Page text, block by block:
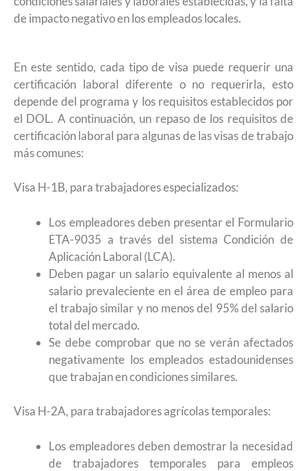
de impacto negativo en los empleados locales.
En este sentido, cada tipo de visa puede requerir una
certificación laboral diferente o no requerirla, esto
depende del programa y los requisitos establecidos por
el DOL. A continuación, un repaso de los requisitos de
certificación laboral para algunas de las visas de trabajo
más comunes:
Visa H-1B, para trabajadores especializados:
Los empleadores deben presentar el Formulario
ETA-9035 a través del sistema Condición de
Aplicación Laboral (LCA).
Deben pagar un salario equivalente al menos al
salario prevaleciente en el área de empleo para
el trabajo similar y no menos del 95% del salario
total del mercado.
Se debe comprobar que no se verán afectados
negativamente los empleados estadounidenses
que trabajan en condiciones similares.
Visa H-2A, para trabajadores agrícolas temporales:
Los empleadores deben demostrar la necesidad
de trabajadores temporales para empleos